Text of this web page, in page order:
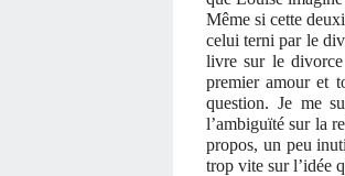
Même si cette
celui terni par le
livre sur le divorce
premier amour et
question. Je me
l’ambiguïté sur la
propos, un peu
trop vite sur l’idée